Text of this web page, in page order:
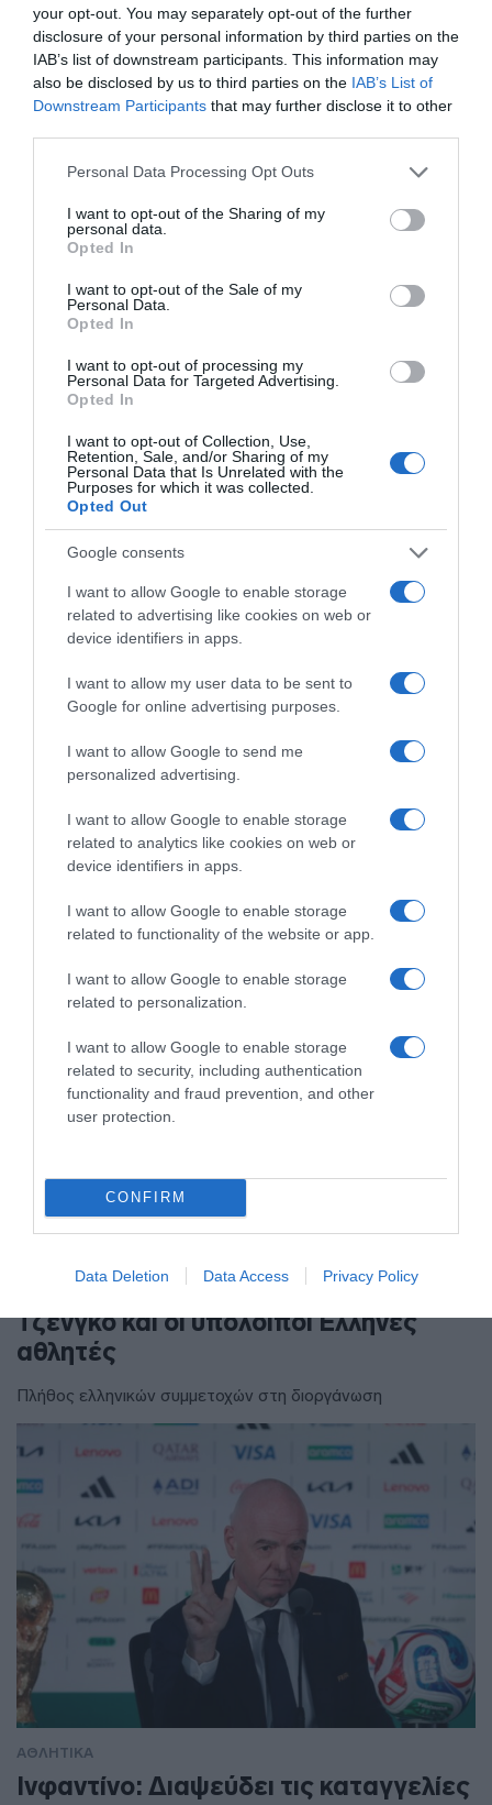
your opt-out. You may separately opt-out of the further
disclosure of your personal information by third parties on the
IAB’s list of downstream participants. This information may
also be disclosed by us to third parties on the IAB’s List of
Downstream Participants that may further disclose it to other
Please note that this website/app uses one or more Google
not limited to your visit or usage behaviour. You may click to
grant or deny consent to Google and its third-party tags to
use your data for below specified purposes in below Google
consent section.
Personal Data Processing Opt Outs
I want to opt-out of the Sharing of my
personal data.
Opted In
I want to opt-out of the Sale of my
Personal Data.
Opted In
I want to opt-out of processing my
Personal Data for Targeted Advertising.
Opted In
I want to opt-out of Collection, Use,
Retention, Sale, and/or Sharing of my
Personal Data that Is Unrelated with the
Purposes for which it was collected.
Opted Out
Google consents
I want to allow Google to enable storage
related to advertising like cookies on web or
device identifiers in apps.
I want to allow my user data to be sent to
Google for online advertising purposes.
I want to allow Google to send me
personalized advertising.
I want to allow Google to enable storage
related to analytics like cookies on web or
device identifiers in apps.
I want to allow Google to enable storage
related to functionality of the website or app.
I want to allow Google to enable storage
related to personalization.
I want to allow Google to enable storage
related to security, including authentication
functionality and fraud prevention, and other
user protection.
CONFIRM
Data Deletion Data Access Privacy Policy
ΑΘΛΗΤΙΚΑ
ΑΘΛΗΤΙΚΑ
Παγκόσμιο Κ20: Η Ιουλιάννα Ρούσσου
πήρε το ασημένιο στα 800μ. μετά από
Έχασε για 5 εκατοστά του δευτερολέπτου την πρωτιά
Ξεκινάει την Δευτέρα το Ευρωπαϊκό
Πρωτάθλημα Στίβου – Πότε
αγωνίζονται Τεντόγλου, Καραλής,
Τζένγκο και οι υπόλοιποι Έλληνες
αθλητές
Πλήθος ελληνικών συμμετοχών στη διοργάνωση
ΑΘΛΗΤΙΚΑ
Ινφαντίνο: Διαψεύδει τις καταγγελίες